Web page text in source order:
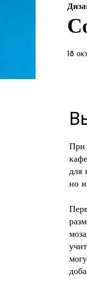
18
При
для
но и